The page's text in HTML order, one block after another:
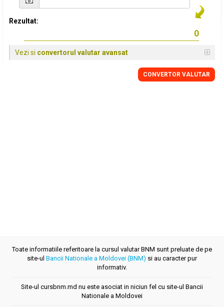
Rezultat:
Vezi si convertorul valutar avansat
CONVERTOR VALUTAR
Toate informatiile referitoare la cursul valutar BNM sunt preluate de pe
site-ul Bancii Nationale a Moldovei (BNM) si au caracter pur
informativ.
Site-ul cursbnm.md nu este asociat in niciun fel cu site-ul Bancii
Nationale a Moldovei